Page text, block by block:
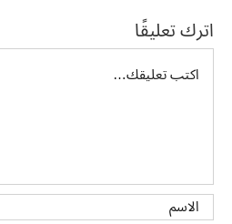
اترك تعليقًا
تعليق